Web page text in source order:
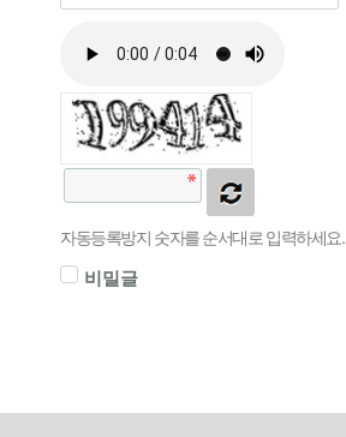
자동등록방지 숫자를 순서대로 입력하세요.
비밀글